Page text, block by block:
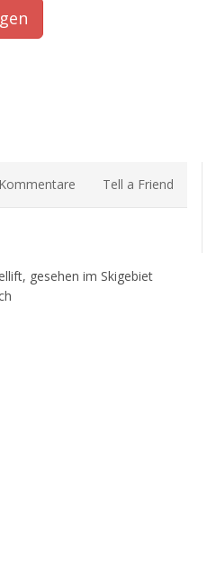
Kommentare Tell a Friend
gesehen im Skigebiet